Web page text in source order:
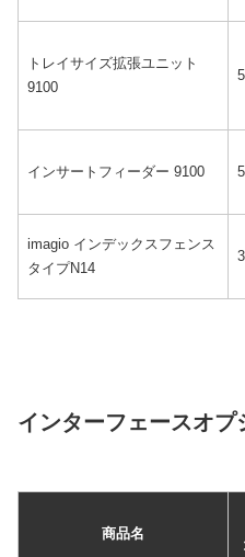
トレイサイズ拡張ユニット
9100
インサートフィーダー 9100
imagio インデックスフェンス
タイプN14
インターフェースオプ
商品名